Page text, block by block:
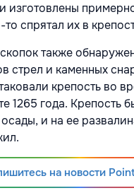
изготовлены
то спрятал их в
также
стрел и каменных
крепость во
1265 года. Крепость
и на ее
на новости